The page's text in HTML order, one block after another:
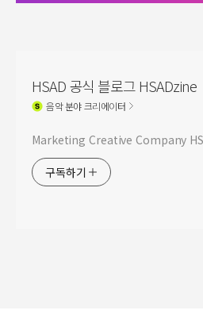
HSAD 공식 블로그 HSADzine
음악분야 크리에이터
Marketing Creative Company
구독하기